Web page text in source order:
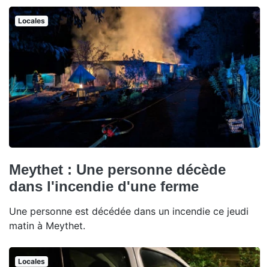
Locales
Meythet : Une personne décède
dans l'incendie d'une ferme
Une personne est décédée dans un incendie ce jeudi
matin à Meythet.
Locales